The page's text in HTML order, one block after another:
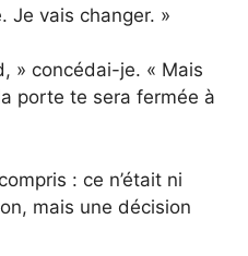
Je vais changer. »
» concédai-je. « Mais
porte te sera fermée à
: ce n’était ni
mais une décision